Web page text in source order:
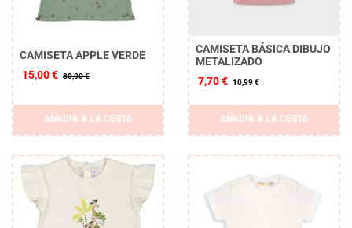
CAMISETA APPLE VERDE
15,00 € 30,00 €
AÑADIR A LA CESTA
CAMISETA BÁSICA DIBUJO
METALIZADO
7,70 € 10,99 €
AÑADIR A LA CESTA